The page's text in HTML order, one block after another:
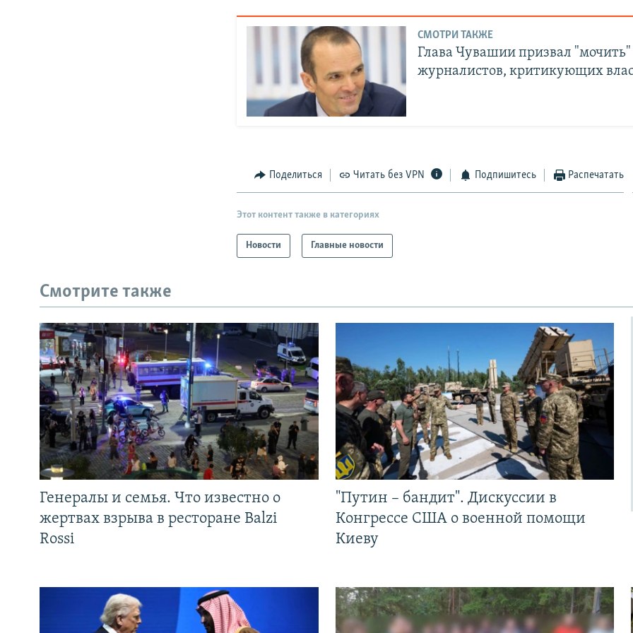
СМОТРИ ТАКЖЕ
Глава Чувашии призвал "мочить"
журналистов, критикующих
Поделиться Читать без VPN Подпишитесь Распечатать
Этот контент также в категориях
Новости Главные новости
Смотрите также
Генералы и семья. Что известно о
жертвах взрыва в ресторане Balzi
Rossi
"Путин – бандит". Дискуссии в
Конгрессе США о военной помощи
Киеву